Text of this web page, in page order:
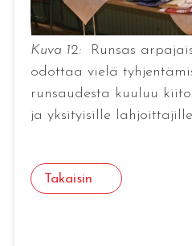
Kuva 12:Runsas
odottaa vielä
runsaudesta kuuluu
ja yksityisille
Takaisin